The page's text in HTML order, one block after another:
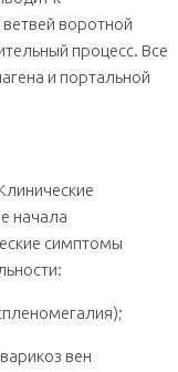
воротной
процесс. Все
и портальной
начала
симптомы
вен